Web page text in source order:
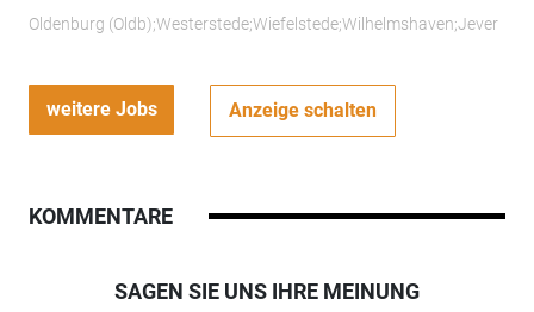
Oldenburg (Oldb);Westerstede;Wiefelstede;Wilhelmshaven;Jever
weitere Jobs Anzeige schalten
KOMMENTARE
SAGEN SIE UNS IHRE MEINUNG